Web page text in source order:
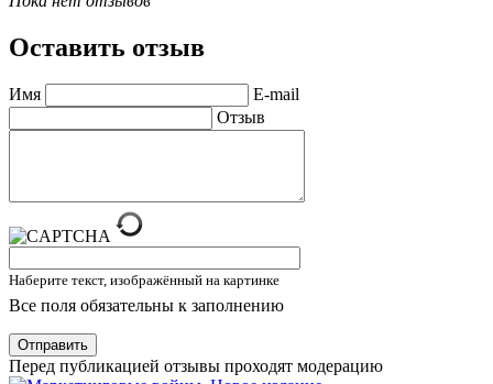
Оставить отзыв
Имя
E-mail
Отзыв
Наберите текст, изображённый на картинке
Все поля обязательны к заполнению
Отправить
Перед публикацией отзывы проходят модерацию